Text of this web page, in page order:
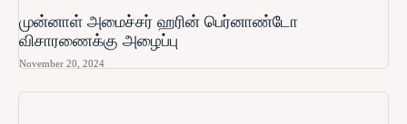
முன்னாள் அமைச்சர் ஹரின் பெர்னாண்டோ​
விசாரணைக்கு அழைப்பு
November 20, 2024